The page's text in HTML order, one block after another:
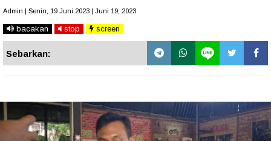
Admin | Senin, 19 Juni 2023 | Juni 19, 2023
bacakan stop screen
Sebarkan: